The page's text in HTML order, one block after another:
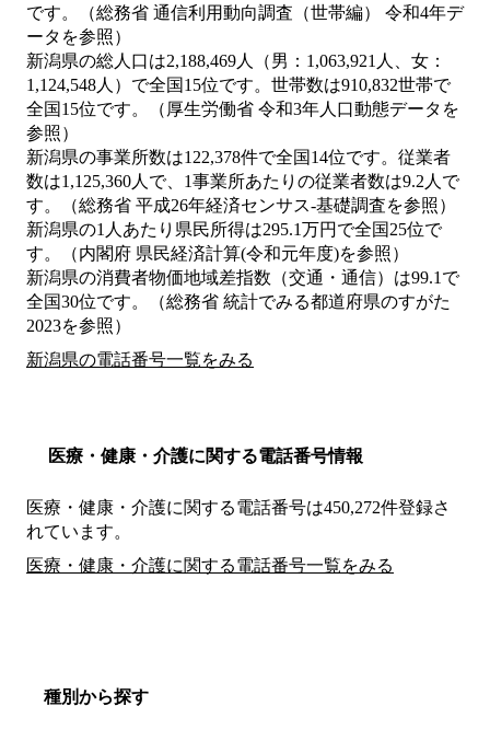
です。（総務省 通信利用動向調査（世帯編） 令和4年デ
ータを参照）
新潟県の総人口は2,188,469人（男：1,063,921人、女：
1,124,548人）で全国15位です。世帯数は910,832世帯で
全国15位です。（厚生労働省 令和3年人口動態データを
参照）
新潟県の事業所数は122,378件で全国14位です。従業者
数は1,125,360人で、1事業所あたりの従業者数は9.2人で
す。（総務省 平成26年経済センサス‐基礎調査を参照）
新潟県の1人あたり県民所得は295.1万円で全国25位で
す。（内閣府 県民経済計算(令和元年度)を参照）
新潟県の消費者物価地域差指数（交通・通信）は99.1で
全国30位です。（総務省 統計でみる都道府県のすがた
2023を参照）
新潟県の電話番号一覧をみる
医療・健康・介護に関する電話番号情報
医療・健康・介護に関する電話番号は450,272件登録さ
れています。
医療・健康・介護に関する電話番号一覧をみる
種別から探す